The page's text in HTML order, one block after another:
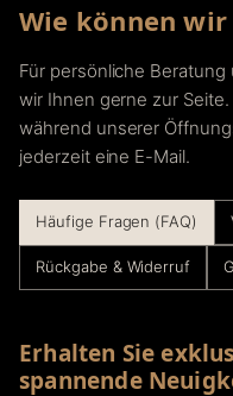
Wie können
Für persönliche
wir Ihnen gerne zur
während unserer
jederzeit eine E-Mail.
Häufige Fragen (FAQ)
Rückgabe & Widerruf
Erhalten Sie
spannende